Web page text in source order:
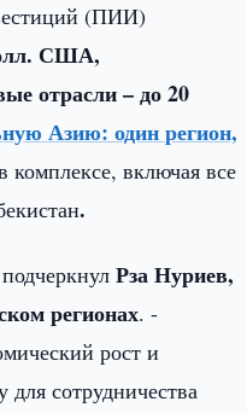
(ПИИ)
США,
отрасли – до 20
Азию: один регион,
комплексе, включая все
.
Рза Нуриев,
регионах. -
рост и
сотрудничества